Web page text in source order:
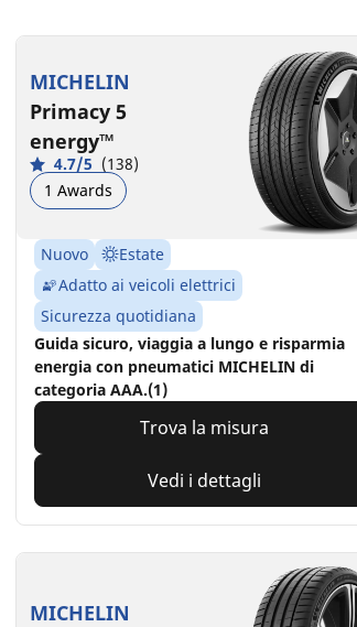
MICHELIN
Primacy 5
energy™
4.7/5 (138)
1 Awards
Nuovo
Estate
Adatto ai veicoli elettrici
Sicurezza quotidiana
Guida sicuro, viaggia a lungo e risparmia
energia con pneumatici MICHELIN di
categoria AAA.(1)
Trova la misura
Vedi i dettagli
MICHELIN